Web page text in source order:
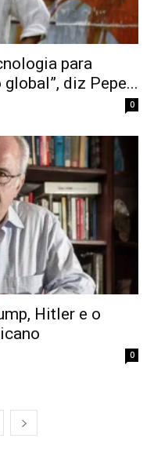
para
diz Pepe...
0
Hitler e o
0